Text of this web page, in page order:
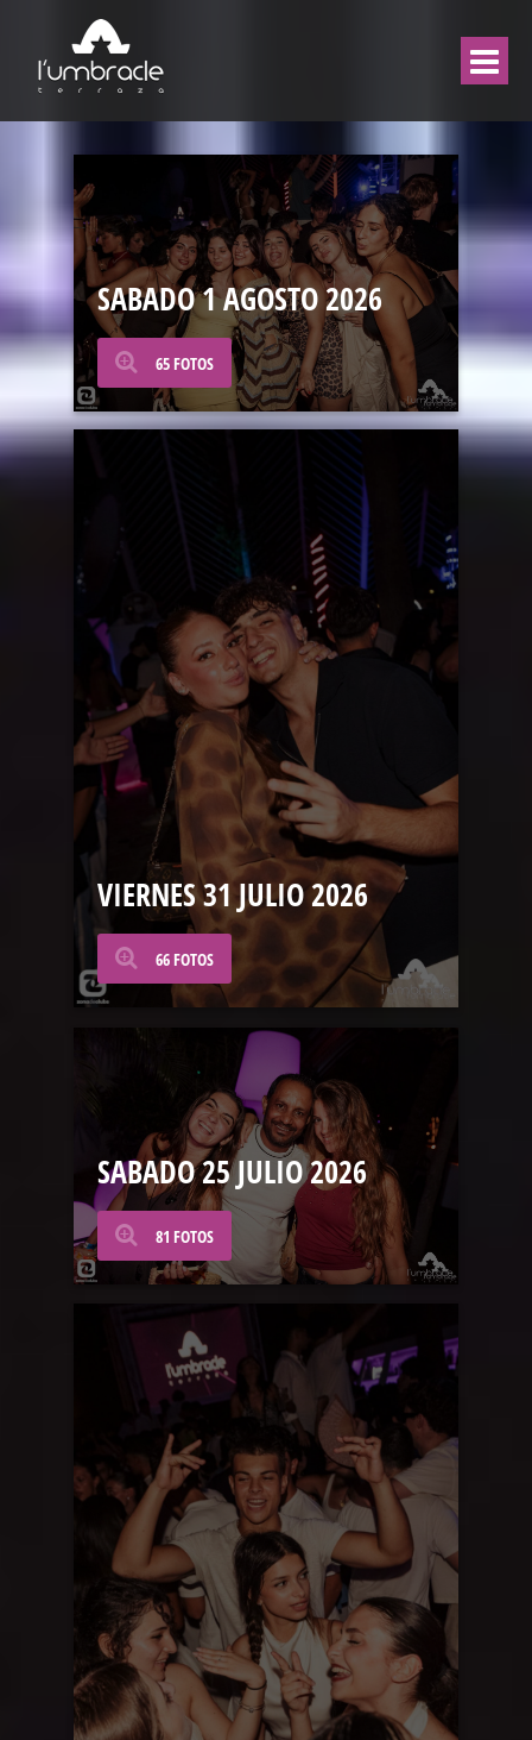
SABADO 1 AGOSTO 2026
65 FOTOS
VIERNES 31 JULIO 2026
66 FOTOS
SABADO 25 JULIO 2026
81 FOTOS